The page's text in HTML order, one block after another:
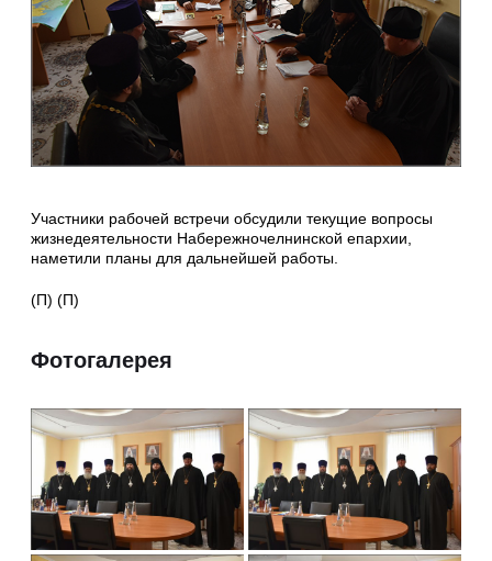
Участники рабочей встречи обсудили текущие вопросы
жизнедеятельности Набережночелнинской епархии,
наметили планы для дальнейшей работы.
(П) (П)
Фотогалерея